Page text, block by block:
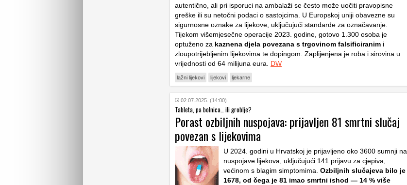
autentično, ali pri isporuci na ambalaži se često može uočiti pravopisne
greške ili su netočni podaci o sastojcima. U Europskoj uniji obavezne su
sigurnosne oznake za lijekove, uključujući standarde za označavanje.
Tijekom višemjesečne operacije 2023. godine, gotovo 1.300 osoba je
optuženo za kaznena djela povezana s trgovinom falsificiranim i
zloupotrijebljenim lijekovima te dopingom. Zaplijenjena je roba i sirovina u
vrijednosti od 64 milijuna eura. DW
lažni lijekovi lijekovi ljekarne
02.07.2025. (14:00)
Tableta, pa bolnica… ili groblje?
Porast ozbiljnih nuspojava: prijavljen 81 smrtni slučaj
povezan s lijekovima
U 2024. godini u Hrvatskoj je prijavljeno oko 3600 sumnji na
nuspojave lijekova, uključujući 141 prijavu za cjepiva,
većinom s blagim simptomima. Ozbiljnih slučajeva bilo je
1678, od čega je 81 imao smrtni ishod — 14 % više